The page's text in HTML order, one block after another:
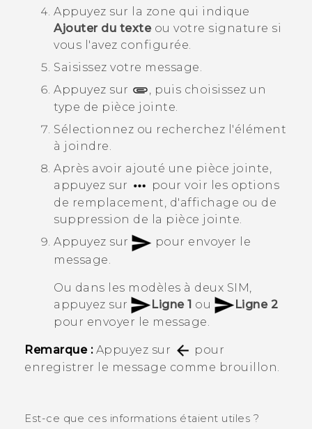
Appuyez sur la zone qui indique
Ajouter du texteou votre signature si
vous l'avez configurée.
Saisissez votre message.
Appuyez sur
, puis choisissez un
type de pièce jointe.
Sélectionnez ou recherchez l'élément
à joindre.
Après avoir ajouté une pièce jointe,
appuyez sur
pour voir les options
de remplacement, d'affichage ou de
suppression de la pièce jointe.
Appuyez sur
pour envoyer le
message.
Ou dans les modèles à deux SIM,
appuyez sur
Ligne 1 ou
Ligne 2
pour envoyer le message.
Remarque :Appuyez sur
pour
enregistrer le message comme brouillon.
Est-ce que ces informations étaient utiles ?